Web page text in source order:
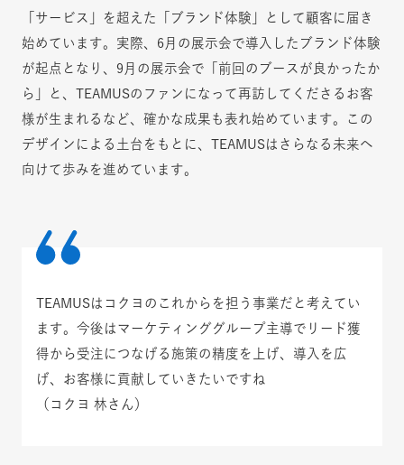
「サービス」を超えた「ブランド体験」として顧客に届き
始めています。実際、6月の展示会で導入したブランド体験
が起点となり、9月の展示会で「前回のブースが良かったか
ら」と、TEAMUSのファンになって再訪してくださるお客
様が生まれるなど、確かな成果も表れ始めています。この
デザインによる土台をもとに、TEAMUSはさらなる未来へ
向けて歩みを進めています。
TEAMUSはコクヨのこれからを担う事業だと考えてい
ます。今後はマーケティンググループ主導でリード獲
得から受注につなげる施策の精度を上げ、導入を広
げ、お客様に貢献していきたいですね
（コクヨ 林さん）